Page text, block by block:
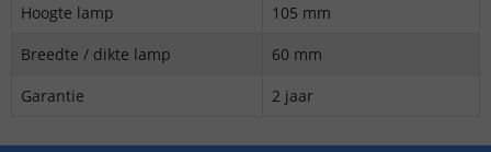
Hoogte lamp
105 mm
Breedte / dikte lamp
60 mm
Garantie
2 jaar